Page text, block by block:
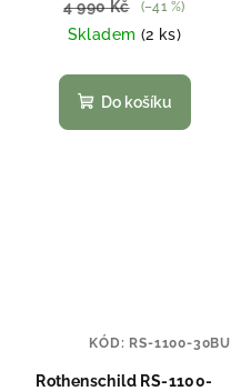
4 990 Kč
(–41 %)
Skladem (2 ks)
Do košíku
Rothenschild RS-1100-
KÓD: RS-1100-30BU